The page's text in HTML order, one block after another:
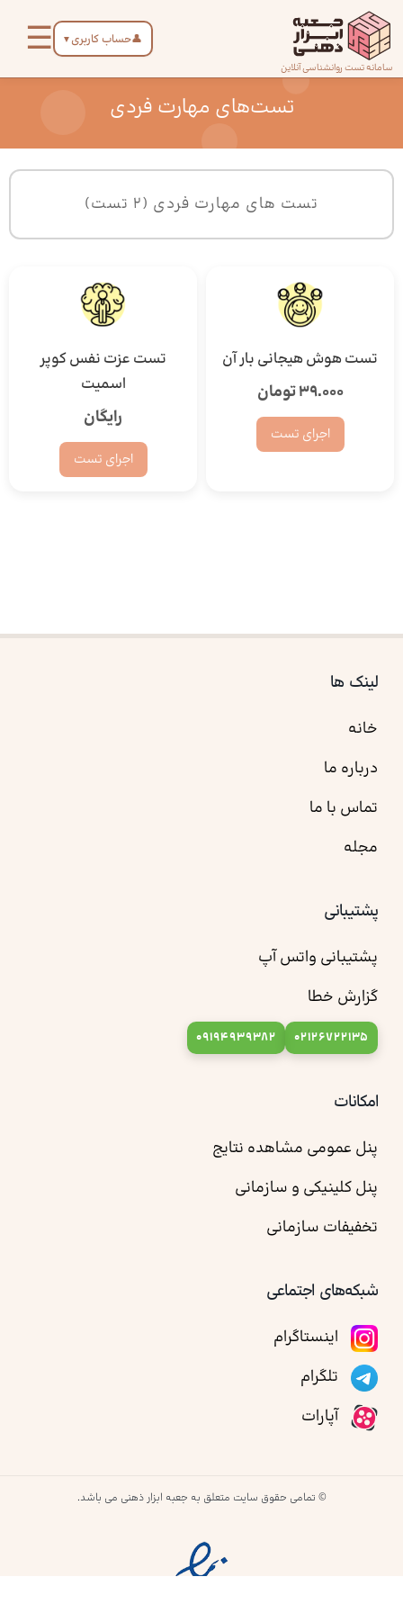
محتوا
سامانه تست روانشناسی آنلاین
👤حساب کاربری ▼
☰
صفحه
درباره
تماس
دسته‌بندی
تست‌ها
تست‌های مهارت فردی
تست های مهارت فردی (2 تست)
تست هوش هیجانی بار آن
39.000 تومان
اجرای تست
تست عزت نفس کوپر
اسمیت
رایگان
اجرای تست
لینک ها
خانه
درباره ما
تماس با ما
مجله
پشتیبانی
پشتیبانی واتس آپ
گزارش خطا
02126722135
09194939382
امکانات
پنل عمومی مشاهده نتایج
پنل کلینیکی و سازمانی
تخفیفات سازمانی
شبکه‌های اجتماعی
اینستاگرام
تلگرام
آپارات
© تمامی حقوق سایت متعلق به جعبه ابزار ذهنی می باشد.